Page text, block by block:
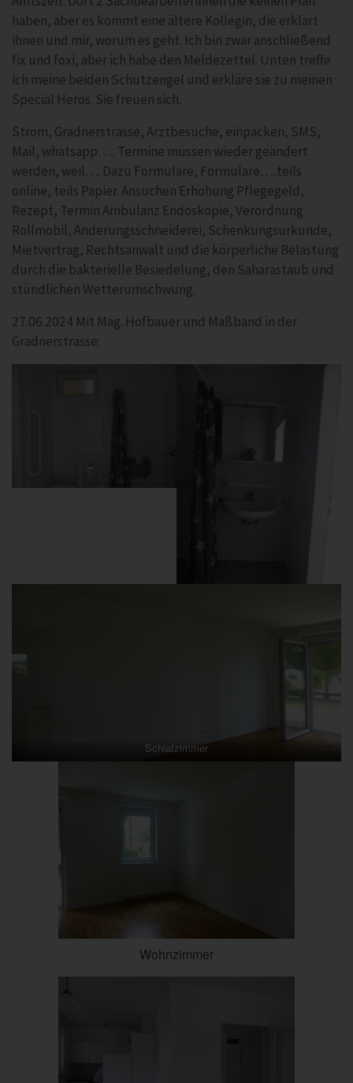
haben, aber es kommt eine ältere Kollegin, die erklärt
ihnen und mir, worum es geht. Ich bin zwar anschließend
fix und foxi, aber ich habe den Meldezettel. Unten treffe
ich meine beiden Schutzengel und erkläre sie zu meinen
Special Heros. Sie freuen sich.
Strom, Gradnerstrasse, Arztbesuche, einpacken, SMS,
Mail, whatsapp….. Termine müssen wieder geändert
werden, weil…. Dazu Formulare, Formulare…..teils
online, teils Papier. Ansuchen Erhöhung Pflegegeld,
Rezept, Termin Ambulanz Endoskopie, Verordnung
Rollmobil, Änderungsschneiderei, Schenkungsurkunde,
Mietvertrag, Rechtsanwalt und die körperliche Belastung
durch die bakterielle Besiedelung, den Saharastaub und
stündlichen Wetterumschwung.
27.06.2024 Mit Mag. Hofbauer und Maßband in der
Gradnerstrasse:
Schlafzimmer
Wohnzimmer